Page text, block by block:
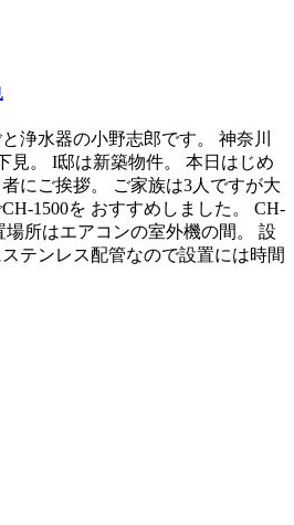
浄水器の小野志郎です。 神奈川
見。 I邸は新築物件。 本日はじめ
にご挨拶。 ご家族は3人ですが大
1500を おすすめしました。 CH-
場所はエアコンの室外機の間。 設
テンレス配管なので設置には時間